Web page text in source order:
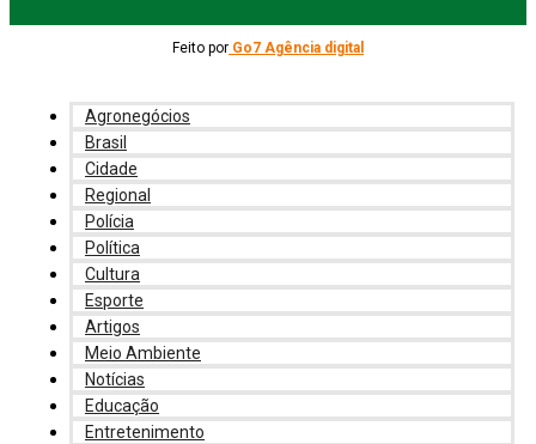
Feito por Go7 Agência digital
Agronegócios
Brasil
Cidade
Regional
Polícia
Política
Cultura
Esporte
Artigos
Meio Ambiente
Notícias
Educação
Entretenimento